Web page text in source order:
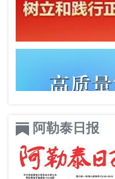
阿勒泰日报